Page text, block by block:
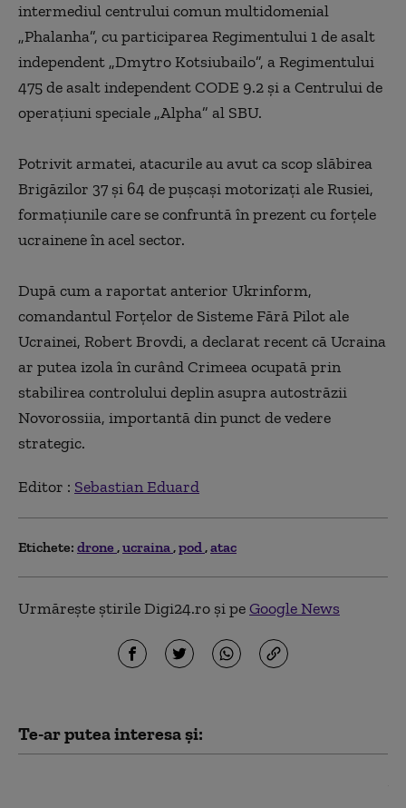
intermediul centrului comun multidomenial
„Phalanha”, cu participarea Regimentului 1 de asalt
independent „Dmytro Kotsiubailo”, a Regimentului
475 de asalt independent CODE 9.2 și a Centrului de
operațiuni speciale „Alpha” al SBU.
Potrivit armatei, atacurile au avut ca scop slăbirea
Brigăzilor 37 și 64 de pușcași motorizați ale Rusiei,
formațiunile care se confruntă în prezent cu forțele
ucrainene în acel sector.
După cum a raportat anterior Ukrinform,
comandantul Forțelor de Sisteme Fără Pilot ale
Ucrainei, Robert Brovdi, a declarat recent că Ucraina
ar putea izola în curând Crimeea ocupată prin
stabilirea controlului deplin asupra autostrăzii
Novorossiia, importantă din punct de vedere
strategic.
Editor : Sebastian Eduard
Etichete: drone ucraina pod atac
Urmărește știrile Digi24.ro și peGoogle News
Te-ar putea interesa și: